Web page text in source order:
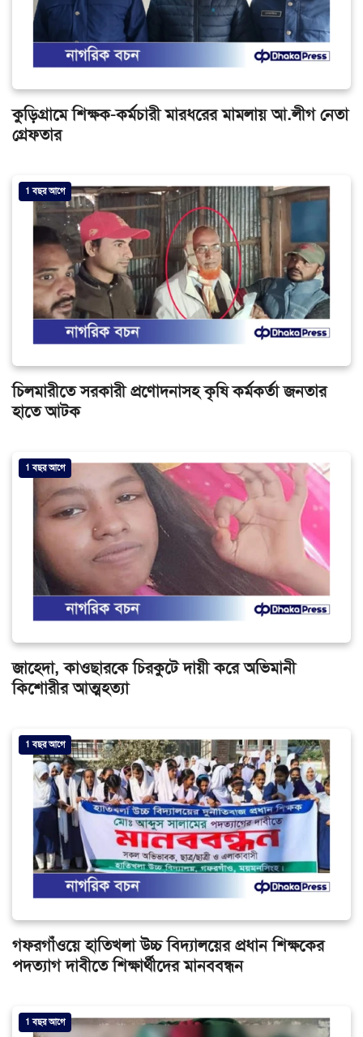
কুড়িগ্রামে শিক্ষক-কর্মচারী মারধরের মামলায় আ.লীগ নেতা
গ্রেফতার
1 বছর আগে
চিলমারীতে সরকারী প্রণোদনাসহ কৃষি কর্মকর্তা জনতার
হাতে আটক
1 বছর আগে
জাহেদা, কাওছারকে চিরকুটে দায়ী করে অভিমানী
কিশোরীর আত্মহত্যা
1 বছর আগে
গফরগাঁওয়ে হাতিখলা উচ্চ বিদ্যালয়ের প্রধান শিক্ষকের
পদত্যাগ দাবীতে শিক্ষার্থীদের মানববন্ধন
1 বছর আগে